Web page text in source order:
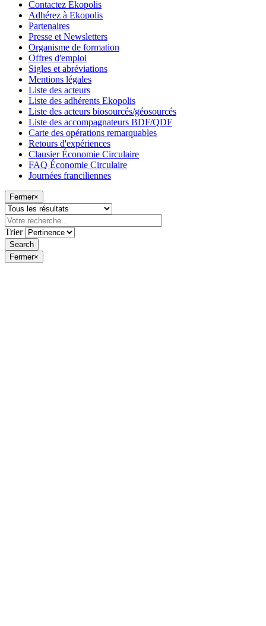
Contactez Ekopolis
Adhérez à Ekopolis
Partenaires
Presse et Newsletters
Organisme de formation
Offres d'emploi
Sigles et abréviations
Mentions légales
Liste des acteurs
Liste des adhérents Ekopolis
Liste des acteurs biosourcés/géosourcés
Liste des accompagnateurs BDF/QDF
Carte des opérations remarquables
Retours d'expériences
Clausier Économie Circulaire
FAQ Économie Circulaire
Journées franciliennes
Fermer×
Trier
Fermer×